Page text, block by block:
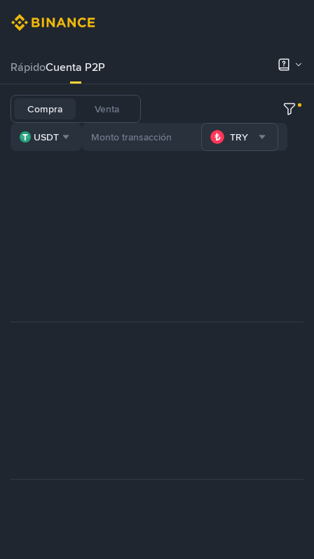
RápidoCuenta P2P
Compra Venta
USDT TRY